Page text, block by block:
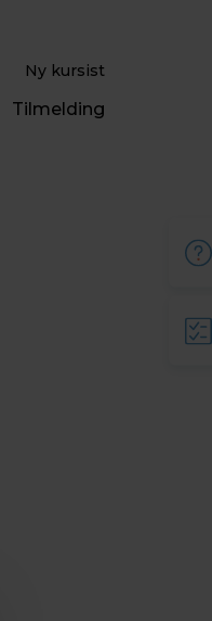
Ny kursist
Tilmelding